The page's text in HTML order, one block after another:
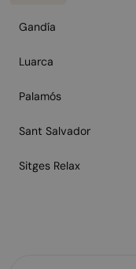
Gandía
Luarca
Palamós
Sant Salvador
Sitges Relax